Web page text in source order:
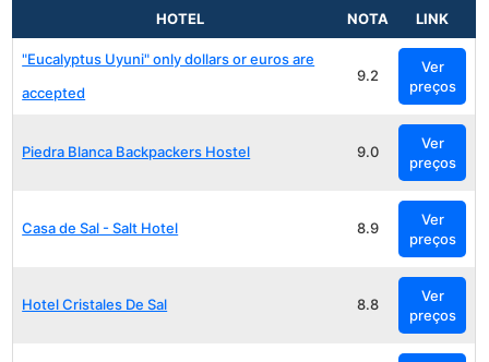
HOTEL NOTA LINK
"Eucalyptus Uyuni" only dollars or euros are
accepted
9.2
Ver
preços
Piedra Blanca Backpackers Hostel 9.0
Ver
preços
Casa de Sal - Salt Hotel 8.9
Ver
preços
Hotel Cristales De Sal 8.8
Ver
preços